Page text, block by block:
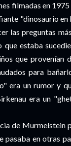
filmadas en
"dinosaurio en
las preguntas
estaba
que provenían
para
era un rumor y
era un
de Murmelstein
en otras